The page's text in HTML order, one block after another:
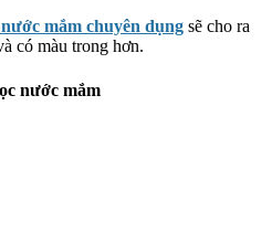
mắm chuyên dụng sẽ cho ra
có màu trong hơn.
nước mắm